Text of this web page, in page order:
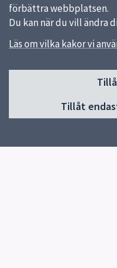
förbättra webbplatsen.
Du kan när du vill ändra
Läs om vilka kakor vi
Tillåt
Sidfot